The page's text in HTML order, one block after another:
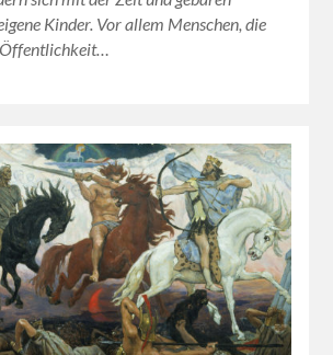
Kinder. Vor allem Menschen, die
Öffentlichkeit…